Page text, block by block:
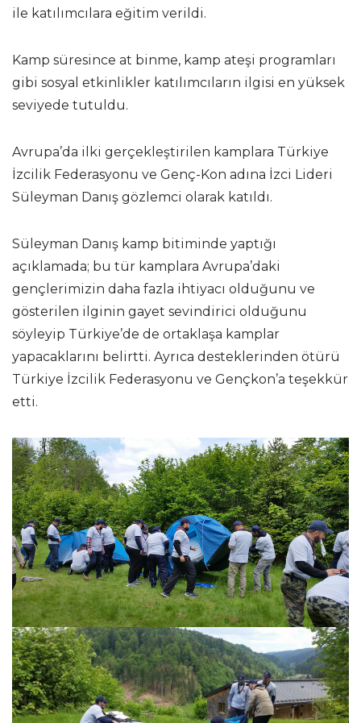
ile katılımcılara eğitim verildi.
Kamp süresince at binme, kamp ateşi programları
gibi sosyal etkinlikler katılımcıların ilgisi en yüksek
seviyede tutuldu.
Avrupa’da ilki gerçekleştirilen kamplara Türkiye
İzcilik Federasyonu ve Genç-Kon adına İzci Lideri
Süleyman Danış gözlemci olarak katıldı.
Süleyman Danış kamp bitiminde yaptığı
açıklamada; bu tür kamplara Avrupa’daki
gençlerimizin daha fazla ihtiyacı olduğunu ve
gösterilen ilginin gayet sevindirici olduğunu
söyleyip Türkiye’de de ortaklaşa kamplar
yapacaklarını belirtti. Ayrıca desteklerinden ötürü
Türkiye İzcilik Federasyonu ve Gençkon’a teşekkür
etti.